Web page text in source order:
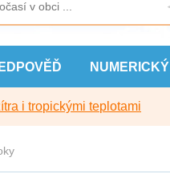
NUMERICKÝ
i tropickými teplotami